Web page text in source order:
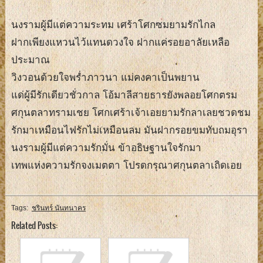
นงรามผู้มีแต่ความระทม เศร้าโศกซมยามรักไกล
ฝากเพียงแหวนไว้แทนดวงใจ ฝากแค่รอยอาลัยเหลือ
ประมาณ
วิงวอนด้วยใจพร่ำภาวนา แม่คงคาเป็นพยาน
แด่ผู้มีรักเดียวชั่วกาล โอ้มาลีสายธารยังพลอยโศกตรม
ศกุนตลาทรามเชย โศกเศร้าเจ้าเอยยามรักลาเลยชวดชม
รักมาเหมือนไฟรักไม่เหมือนลม มันฝากรอยขมทับถมอุรา
นงรามผู้มีแต่ความรักมั่น ข้าอธิษฐานใจรักมา
เทพแห่งความรักจงเมตตา โปรดกรุณาศกุนตลาเถิดเอย
Tags:ชรินทร์ นันทนาคร
Related Posts: